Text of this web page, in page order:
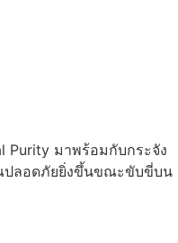
Purity มาพร้อมกับกระจัง
ณปลอดภัยยิ่งขึ้นขณะขับขี่บน